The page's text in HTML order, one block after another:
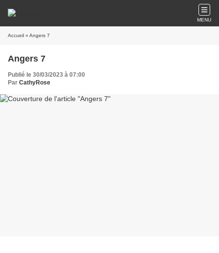
MENU
Accueil » Angers 7
Angers 7
Publié le 30/03/2023 à 07:00
Par CathyRose